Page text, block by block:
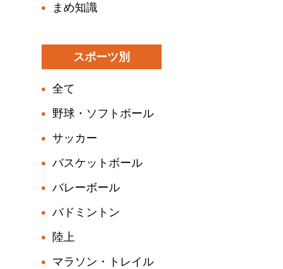
まめ知識
スポーツ別
全て
野球・ソフトボール
サッカー
バスケットボール
バレーボール
バドミントン
陸上
マラソン・トレイル